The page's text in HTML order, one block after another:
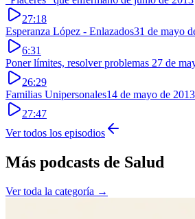
27:18
Esperanza López - Enlazados31 de mayo
6:31
Poner límites, resolver problemas 27 de
26:29
Familias Unipersonales14 de mayo de 2013
27:47
Ver todos los episodios
Más podcasts de Salud
Ver toda la categoría →